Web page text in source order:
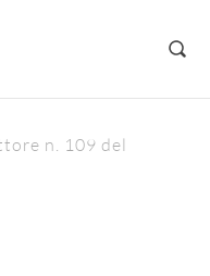
n. 109 del